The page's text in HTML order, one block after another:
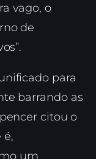
vago, o
de
para
barrando as
citou o
é,
um